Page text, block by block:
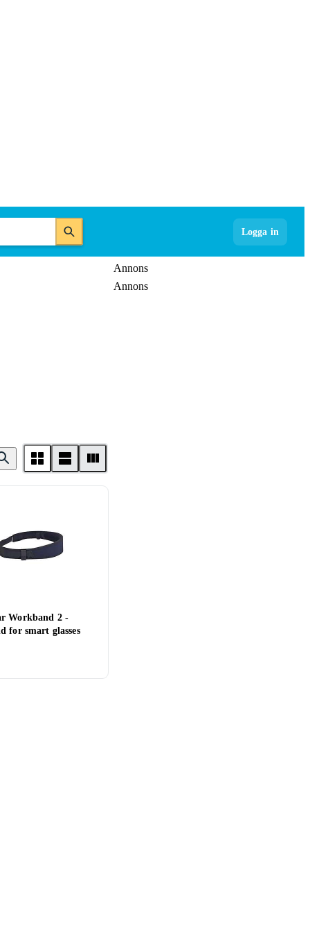
Logga in
Annons
Annons
Workband 2 -
for smart glasses